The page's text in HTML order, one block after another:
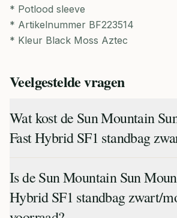
* Potlood sleeve
* Artikelnummer BF223514
* Kleur Black Moss Aztec
Veelgestelde vragen
Wat kost de Sun Mountain
Fast Hybrid SF1 standbag
Is de Sun Mountain Sun
Hybrid SF1 standbag zwart/